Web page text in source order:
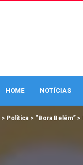
HOME NOTÍCIAS
> Política > “Bora Belém”>